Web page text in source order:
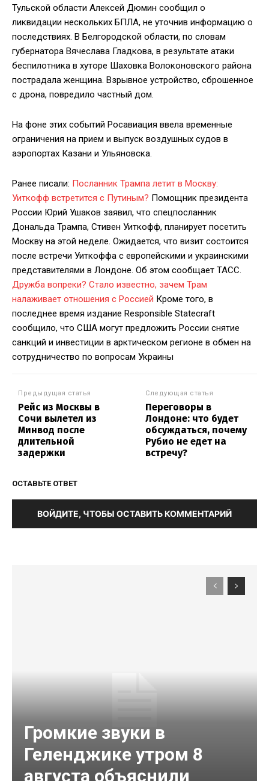
Тульской области Алексей Дюмин сообщил о
ликвидации нескольких БПЛА, не уточнив информацию о
последствиях. В Белгородской области, по словам
губернатора Вячеслава Гладкова, в результате атаки
беспилотника в хуторе Шаховка Волоконовского района
пострадала женщина. Взрывное устройство, сброшенное
с дрона, повредило частный дом.
На фоне этих событий Росавиация ввела временные
ограничения на прием и выпуск воздушных судов в
аэропортах Казани и Ульяновска.
Ранее писали: Посланник Трампа летит в Москву:
Уиткофф встретится с Путиным? Помощник президента
России Юрий Ушаков заявил, что спецпосланник
Дональда Трампа, Стивен Уиткофф, планирует посетить
Москву на этой неделе. Ожидается, что визит состоится
после встречи Уиткоффа с европейскими и украинскими
представителями в Лондоне. Об этом сообщает ТАСС.
Дружба вопреки? Стало известно, зачем Трам
налаживает отношения с Россией Кроме того, в
последнее время издание Responsible Statecraft
сообщило, что США могут предложить России снятие
санкций и инвестиции в арктическом регионе в обмен на
сотрудничество по вопросам Украины
Предыдущая статья
Рейс из Москвы в
Сочи вылетел из
Минвод после
длительной
задержки
Следующая статья
Переговоры в
Лондоне: что будет
обсуждаться, почему
Рубио не едет на
встречу?
ОСТАВЬТЕ ОТВЕТ
ВОЙДИТЕ, ЧТОБЫ ОСТАВИТЬ КОММЕНТАРИЙ
Громкие звуки в
Геленджике утром 8
августа объяснили